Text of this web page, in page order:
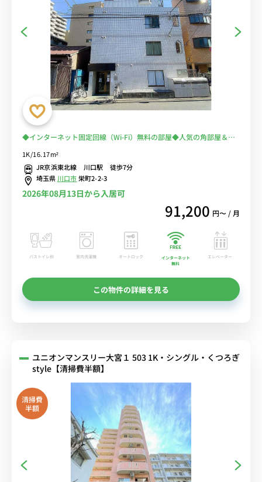
◆インターネット固定回線（Wi-Fi）無料の部屋◆人気の角部屋＆２
クローゼットと玄関にミラー付き
1K/16.17m²
JR京浜東北線 川口駅 徒歩7分
埼玉県 川口市栄町2-2-3
2026年08月13日から入居可
91,200 円〜 / 月
バストイレ別 室内洗濯機 オートロック
インターネット
無料
エレベーター
この物件の詳細を見る
ユニオンマンスリー大宮１ 503 1K・シングル・くつろぎ
style【清掃費半額】
清掃費
半額